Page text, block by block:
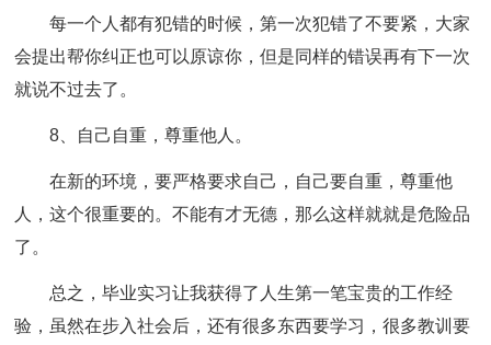
每一个人都有犯错的时候，第一次犯错了不要紧，大家
会提出帮你纠正也可以原谅你，但是同样的错误再有下一次
就说不过去了。
8、自己自重，尊重他人。
在新的环境，要严格要求自己，自己要自重，尊重他
人，这个很重要的。不能有才无德，那么这样就就是危险品
了。
总之，毕业实习让我获得了人生第一笔宝贵的工作经
验，虽然在步入社会后，还有很多东西要学习，很多教训要